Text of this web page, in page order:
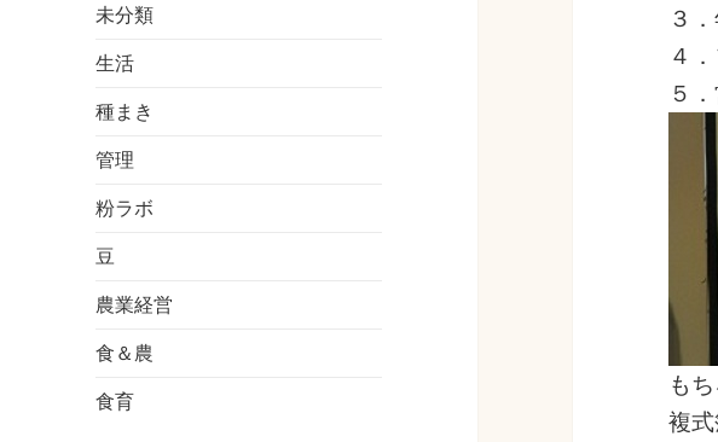
未分類
生活
種まき
管理
粉ラボ
豆
農業経営
食＆農
食育
３
４
５
も
複